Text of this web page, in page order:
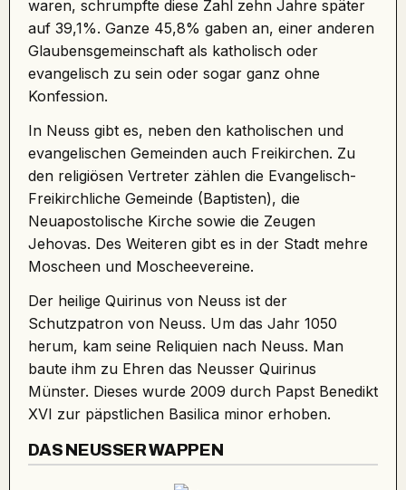
waren, schrumpfte diese Zahl zehn Jahre später
auf 39,1%. Ganze 45,8% gaben an, einer anderen
Glaubensgemeinschaft als katholisch oder
evangelisch zu sein oder sogar ganz ohne
Konfession.
In Neuss gibt es, neben den katholischen und
evangelischen Gemeinden auch Freikirchen. Zu
den religiösen Vertreter zählen die Evangelisch-
Freikirchliche Gemeinde (Baptisten), die
Neuapostolische Kirche sowie die Zeugen
Jehovas. Des Weiteren gibt es in der Stadt mehre
Moscheen und Moscheevereine.
Der heilige Quirinus von Neuss ist der
Schutzpatron von Neuss. Um das Jahr 1050
herum, kam seine Reliquien nach Neuss. Man
baute ihm zu Ehren das Neusser Quirinus
Münster. Dieses wurde 2009 durch Papst Benedikt
XVI zur päpstlichen Basilica minor erhoben.
DAS NEUSSER WAPPEN